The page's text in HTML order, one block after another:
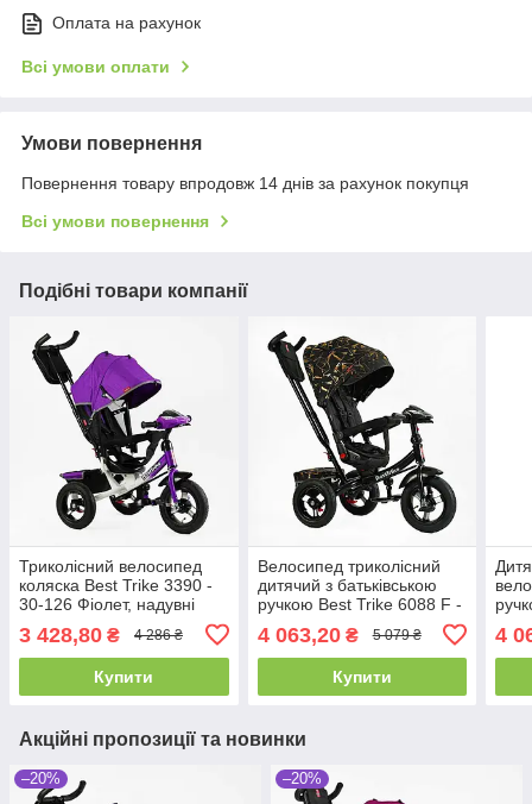
Оплата на рахунок
Всі умови оплати
Умови повернення
Повернення товару впродовж 14 днів за рахунок покупця
Всі умови повернення
Подібні товари компанії
Триколісний велосипед
коляска Best Trike 3390 -
30-126 Фіолет, надувні
колеса, фара з USB, пульт
3 428,80 ₴ 4 286 ₴
Купити
Велосипед триколісний
дитячий з батьківською
ручкою Best Trike 6088 F -
поворотним сидінням
4 063,20₴ 5 079 ₴
Купити
4
Акційні пропозиції та новинки
–20% –20%